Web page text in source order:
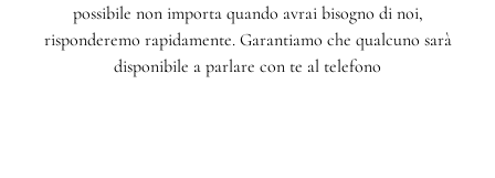
possibile non importa quando avrai bisogno di noi,
risponderemo rapidamente. Garantiamo che qualcuno sarà
disponibile a parlare con te al telefono